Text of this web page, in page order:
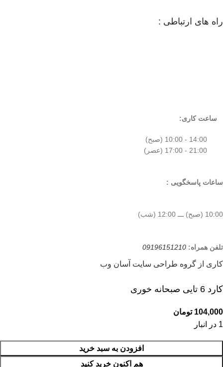
راه های ارتباطی :
ساعت کاری:
ساعات پاسخگویی :
10:00 (صبح) ـــ 12:00 (شب)
تلفن همراه: 09196151210
کاری از گروه طراحی سایت آسان وب
کارد 6 تایی صبحانه خوری
104,000 تومان
1 در انبار
افزودن به سبد خرید
هم اکنون خرید کنید